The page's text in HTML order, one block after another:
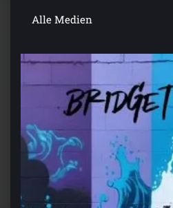
Alle Medien